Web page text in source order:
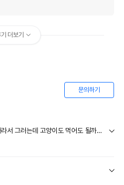
더보기
문의하기
동결건조를 워낙 좋아하는 애라서 그러는데 고양이도 먹어도 될까요...? 다른 수입 동결건조는 보통 견묘 겸용이라 같이 먹이는데 이건 정보를 못찾겠어서요ㅠㅠ